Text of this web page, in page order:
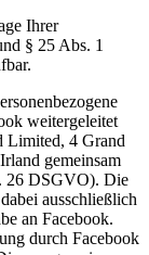
Ihrer
§ 25 Abs. 1
weitergeleitet
Limited, 4 Grand
gemeinsam
26 DSGVO). Die
ausschließlich
an Facebook.
durch Facebook